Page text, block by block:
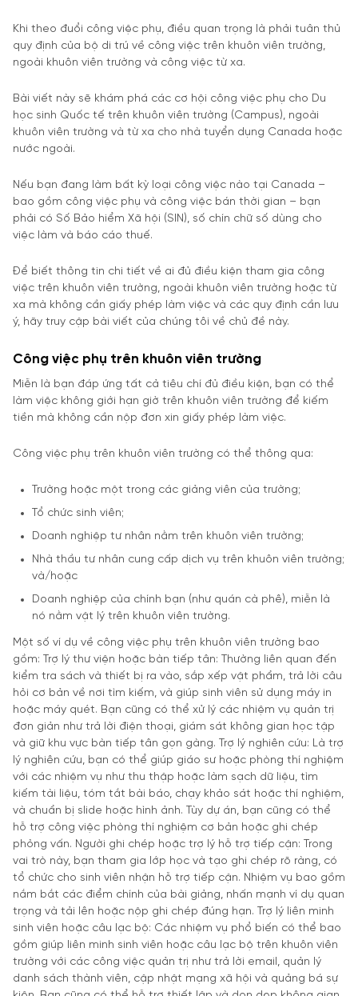
Khi theo đuổi công việc phụ, điều quan trọng là phải tuân thủ
quy định của bộ di trú về công việc trên khuôn viên trường,
ngoài khuôn viên trường và công việc từ xa.
Bài viết này sẽ khám phá các cơ hội công việc phụ cho Du
học sinh Quốc tế trên khuôn viên trường (Campus), ngoài
khuôn viên trường và từ xa cho nhà tuyển dụng Canada hoặc
nước ngoài.
Nếu bạn đang làm bất kỳ loại công việc nào tại Canada –
bao gồm công việc phụ và công việc bán thời gian – bạn
phải có Số Bảo hiểm Xã hội (SIN), số chín chữ số dùng cho
việc làm và báo cáo thuế.
Để biết thông tin chi tiết về ai đủ điều kiện tham gia công
việc trên khuôn viên trường, ngoài khuôn viên trường hoặc từ
xa mà không cần giấy phép làm việc và các quy định cần lưu
ý, hãy truy cập bài viết của chúng tôi về chủ đề này.
Công việc phụ trên khuôn viên trường
Miễn là bạn đáp ứng tất cả tiêu chí đủ điều kiện, bạn có thể
làm việc không giới hạn giờ trên khuôn viên trường để kiếm
tiền mà không cần nộp đơn xin giấy phép làm việc.
Công việc phụ trên khuôn viên trường có thể thông qua:
Trường hoặc một trong các giảng viên của trường;
Tổ chức sinh viên;
Doanh nghiệp tư nhân nằm trên khuôn viên trường;
Nhà thầu tư nhân cung cấp dịch vụ trên khuôn viên trường;
và/hoặc
Doanh nghiệp của chính bạn (như quán cà phê), miễn là
nó nằm vật lý trên khuôn viên trường.
Một số ví dụ về công việc phụ trên khuôn viên trường bao
gồm: Trợ lý thư viện hoặc bàn tiếp tân: Thường liên quan đến
kiểm tra sách và thiết bị ra vào, sắp xếp vật phẩm, trả lời câu
hỏi cơ bản về nơi tìm kiếm, và giúp sinh viên sử dụng máy in
hoặc máy quét. Bạn cũng có thể xử lý các nhiệm vụ quản trị
đơn giản như trả lời điện thoại, giám sát không gian học tập
và giữ khu vực bàn tiếp tân gọn gàng. Trợ lý nghiên cứu: Là trợ
lý nghiên cứu, bạn có thể giúp giáo sư hoặc phòng thí nghiệm
với các nhiệm vụ như thu thập hoặc làm sạch dữ liệu, tìm
kiếm tài liệu, tóm tắt bài báo, chạy khảo sát hoặc thí nghiệm,
và chuẩn bị slide hoặc hình ảnh. Tùy dự án, bạn cũng có thể
hỗ trợ công việc phòng thí nghiệm cơ bản hoặc ghi chép
phỏng vấn. Người ghi chép hoặc trợ lý hỗ trợ tiếp cận: Trong
vai trò này, bạn tham gia lớp học và tạo ghi chép rõ ràng, có
tổ chức cho sinh viên nhận hỗ trợ tiếp cận. Nhiệm vụ bao gồm
nắm bắt các điểm chính của bài giảng, nhấn mạnh ví dụ quan
trọng và tải lên hoặc nộp ghi chép đúng hạn. Trợ lý liên minh
sinh viên hoặc câu lạc bộ: Các nhiệm vụ phổ biến có thể bao
gồm giúp liên minh sinh viên hoặc câu lạc bộ trên khuôn viên
trường với các công việc quản trị như trả lời email, quản lý
danh sách thành viên, cập nhật mạng xã hội và quảng bá sự